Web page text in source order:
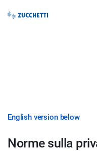
English version below
Norme sulla